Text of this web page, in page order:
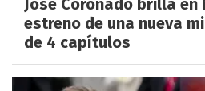
José Coronado brilla en
estreno de una nueva
de 4 capítulos